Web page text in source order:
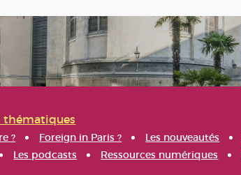
thématiques
? Foreign in Paris ? Les nouveautés
Les podcasts Ressources numériques